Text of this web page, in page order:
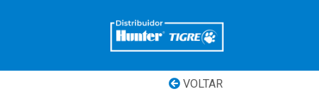
VOLTAR